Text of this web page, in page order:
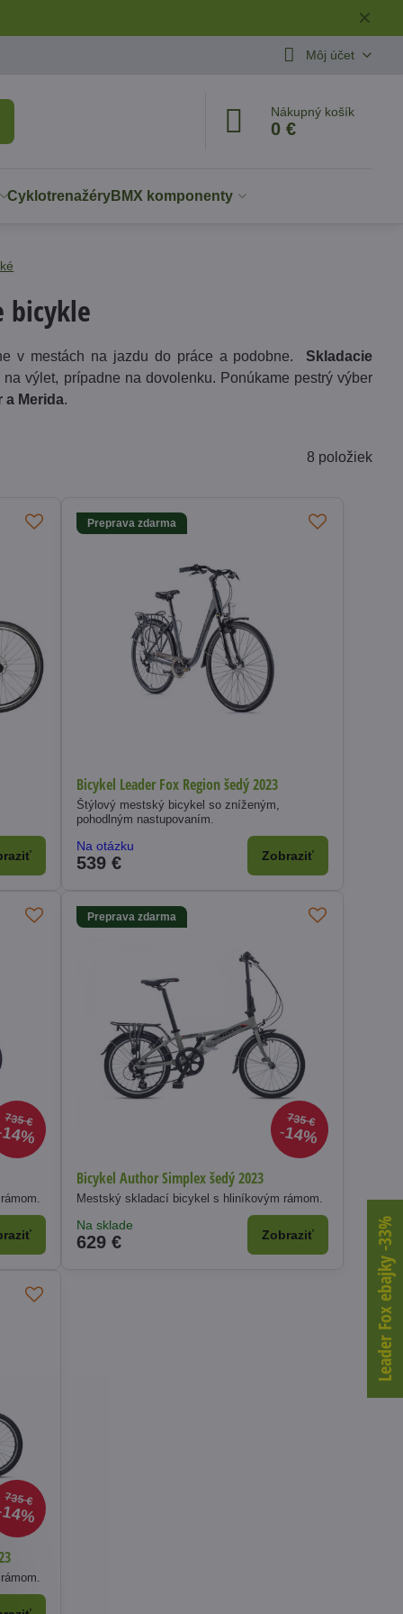
✕
Môj účet
Nákupný košík
0 €
CyklotrenažéryBMX komponenty
bicykle
v mestách na jazdu do práce a podobne.Skladacie
výlet, prípadne na dovolenku. Ponúkame pestrý výber
a Merida.
8 položiek
Preprava zdarma
Bicykel Leader Fox Region šedý 2023
Štýlový mestský bicykel so zníženým,
pohodlným nastupovaním.
Na otázku
539 € Zobraziť
735 €
14%
735 €
14%
Preprava zdarma
Bicykel Author Simplex šedý 2023
Mestský skladací bicykel s hliníkovým rámom.
Na sklade
629 € Zobraziť
735 €
14%
Leader Fox ebajky -33%